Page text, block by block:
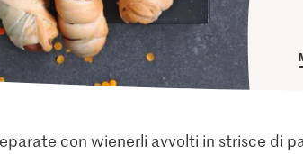
con wienerli avvolti in strisce di